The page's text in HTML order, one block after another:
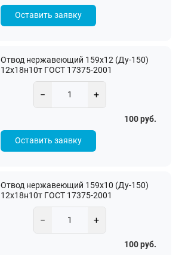
Оставить заявку
Отвод нержавеющий 159х12 (Ду-150)
12х18н10т ГОСТ 17375-2001
− +
100 руб.
Оставить заявку
Отвод нержавеющий 159х10 (Ду-150)
12х18н10т ГОСТ 17375-2001
− +
100 руб.